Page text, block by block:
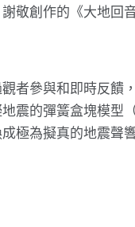
敬創作的《大地
者參與和即時反
震的彈簧盒塊模
極為擬真的地震